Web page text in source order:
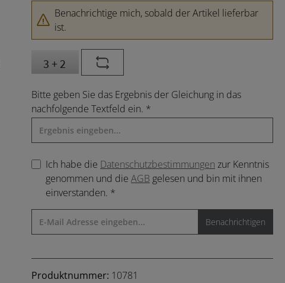
Benachrichtige mich, sobald der Artikel lieferbar
ist.
Bitte geben Sie das Ergebnis der Gleichung in das
nachfolgende Textfeld ein. *
Ich habe die Datenschutzbestimmungen zur Kenntnis
genommen und die AGB gelesen und bin mit ihnen
einverstanden. *
Benachrichtigen
Produktnummer: 10781